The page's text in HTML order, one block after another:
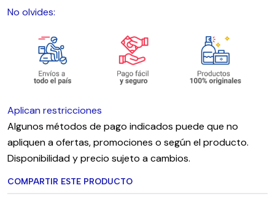
No olvides:
Aplican restricciones
Algunos métodos de pago indicados puede que no
apliquen a ofertas, promociones o según el producto.
Disponibilidad y precio sujeto a cambios.
COMPARTIR ESTE PRODUCTO